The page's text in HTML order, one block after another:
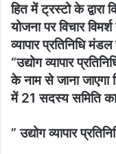
हित में ट्रस्टो के द्वारा
योजना पर विचार
व्यापार प्रतिनिधि
“उद्योग व्यापार
के नाम से जाना जाएगा
में 21 सदस्य समिति
” उद्योग व्यापार